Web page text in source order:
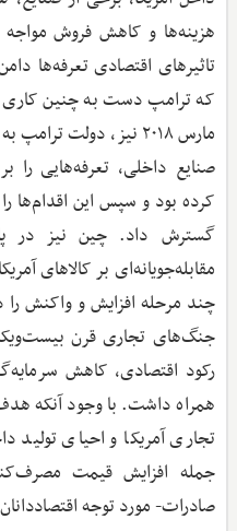
هزینه‌ها و کاهش فروش مواجه
تاثیرهای اقتصادی تعرفه‌ها
که ترامپ دست به چنین
مارس ۲۰۱۸ نیز، دولت
صنایع داخلی، تعرفه‌هایی را
کرده بود و سپس این اقدام‌ها
گسترش داد. چین نیز در
مقابله‌جویانه‌ای بر کالاهای
چند مرحله افزایش و واکنش
جنگ‌های تجاری قرن
رکود اقتصادی، کاهش
همراه داشت. با وجود آنکه هدف
تجاری آمریکا و احیای تولید
جمله افزایش قیمت
صادرات- مورد توجه